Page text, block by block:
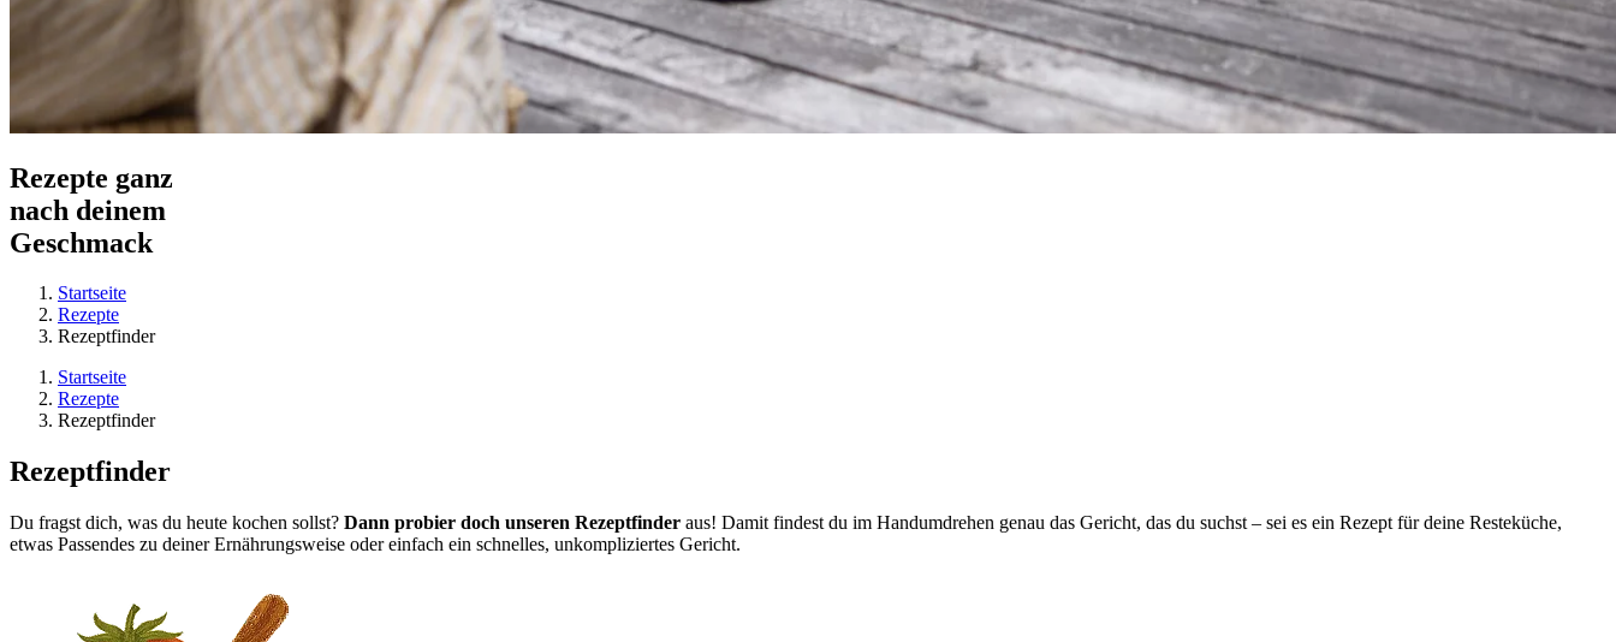
Rezepte ganz
nach deinem
Geschmack
Startseite
Rezepte
Rezeptfinder
Startseite
Rezepte
Rezeptfinder
Rezeptfinder
Du fragst dich, was du heute kochen sollst? Dann probier doch unseren Rezeptfinder aus! Damit findest du im Handumdrehen genau das Gericht, das du suchst – sei es ein Rezept für deine Resteküche,
etwas Passendes zu deiner Ernährungsweise oder einfach ein schnelles, unkompliziertes Gericht.